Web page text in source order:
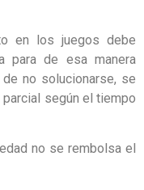
en los juegos debe
para de esa manera
no solucionarse, se
según el tiempo
no se rembolsa el